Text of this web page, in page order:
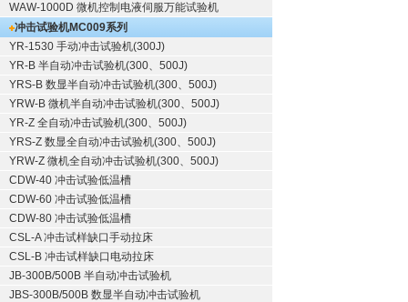
WAW-1000D 微机控制电液伺服万能试验机
冲击试验机MC009系列
YR-1530 手动冲击试验机(300J)
YR-B 半自动冲击试验机(300、500J)
YRS-B 数显半自动冲击试验机(300、500J)
YRW-B 微机半自动冲击试验机(300、500J)
YR-Z 全自动冲击试验机(300、500J)
YRS-Z 数显全自动冲击试验机(300、500J)
YRW-Z 微机全自动冲击试验机(300、500J)
CDW-40 冲击试验低温槽
CDW-60 冲击试验低温槽
CDW-80 冲击试验低温槽
CSL-A 冲击试样缺口手动拉床
CSL-B 冲击试样缺口电动拉床
JB-300B/500B 半自动冲击试验机
JBS-300B/500B 数显半自动冲击试验机